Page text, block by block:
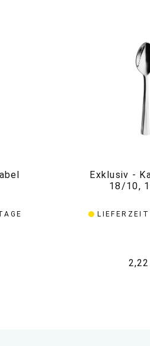
Exklusiv -
18/10,